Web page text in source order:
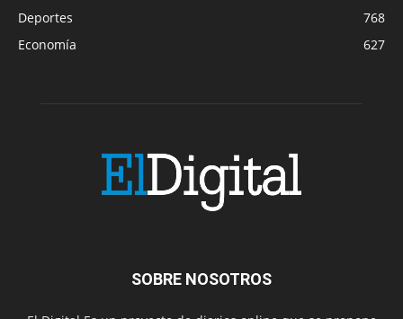
Deportes
768
Economía
627
SOBRE NOSOTROS